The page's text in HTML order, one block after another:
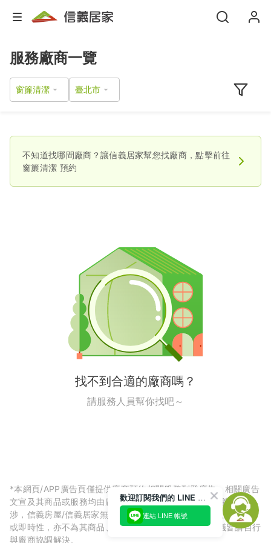
服務廠商一覽
窗簾清潔
不知道找哪間廠商？讓信義居家幫您找廠商，點擊前往
窗簾清潔 預約
找不到合適的廠商嗎？
請服務人員幫你找吧～
*本網頁/APP廣告頁僅提供廠商預約相關服務刊登廣告，相關廣告
文宣及其商品或服務均由廠商自行提供，與信義房屋/信義居家無
涉，信義房屋/信義居家無法擔保廠商廣告內容的正確性、可信度
或即時性，亦不為其商品、服務品質負責，所生任何爭議皆請自行
與廠商協調解決。
歡迎訂閱我們的 LINE 官方帳號
連結 LINE 帳號